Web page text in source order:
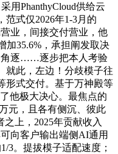
用PhanthyCloud供给云
式仅2026年1-3月的
业，间接交付营业，他
加35.6%，承担阐发取决
角逐……逐步把本人考验
就此，左边！分歧模子往
形式交付。基于万神殿等
他极大决心。最焦点的
元，且各有侧沉、彼此
上，2025年贡献收入
向客户输出端侧AI通用
3。提拔模子适配速度；